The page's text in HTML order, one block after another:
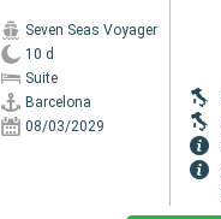
Seven Seas Voyager
10 d
Suite
Barcelona
08/03/2029